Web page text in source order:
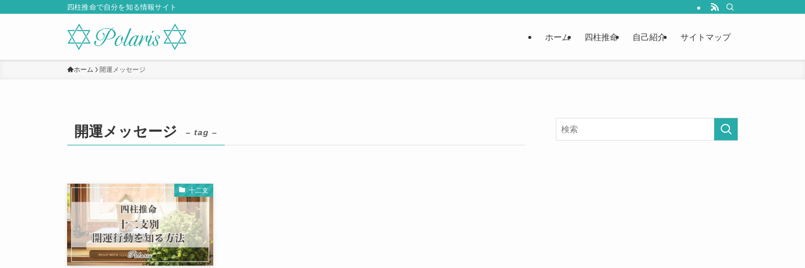
四柱推命で自分を知る情報サイト
ホーム 四柱推命 自己紹介 サイトマップ
ホーム 開運メッセージ
開運メッセージ – tag –
十二支